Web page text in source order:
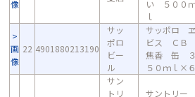
像
い ５００
ｌ
画
像
22 4901880213190
サッ
ポロ
ビー
ル
サッポロ ヱ
ビス ＣＢ
焦香 缶 ３
５０ｍｌ×６
サン
トリ
サントリー